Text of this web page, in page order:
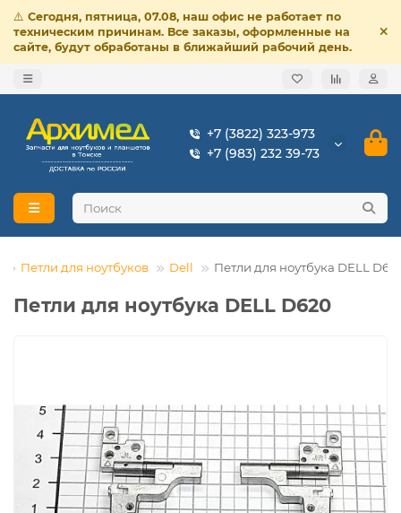
⚠️ Сегодня, пятница, 07.08, наш офис не работает по
техническим причинам. Все заказы, оформленные на
сайте, будут обработаны в ближайший рабочий день.
+7 (3822) 323-973
+7 (983) 232 39-73
Петли для ноутбуков Dell Петли для ноутбука DELL
Петли для ноутбука DELL D620